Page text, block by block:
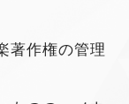
著作権の管理